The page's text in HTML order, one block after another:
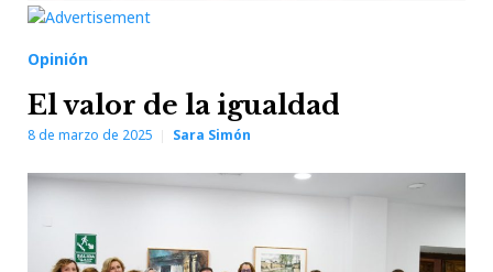
Opinión
El valor de la igualdad
8 de marzo de 2025 Sara Simón